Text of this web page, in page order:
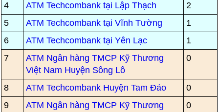
4
ATM Techcombank tại Lập Thạch
2
5
ATM Techcombank tại Vĩnh Tường
1
6
ATM Techcombank tại Yên Lạc
1
7
ATM Ngân hàng TMCP Kỹ Thương
Việt Nam Huyện Sông Lô
0
8 ATM Techcombank Huyện Tam Đảo
0
9
ATM Ngân hàng TMCP Kỹ Thương
0